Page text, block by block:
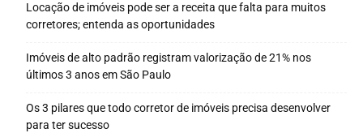
Locação de imóveis pode ser a receita que falta para muitos
corretores; entenda as oportunidades
Imóveis de alto padrão registram valorização de 21% nos
últimos 3 anos em São Paulo
Os 3 pilares que todo corretor de imóveis precisa desenvolver
para ter sucesso